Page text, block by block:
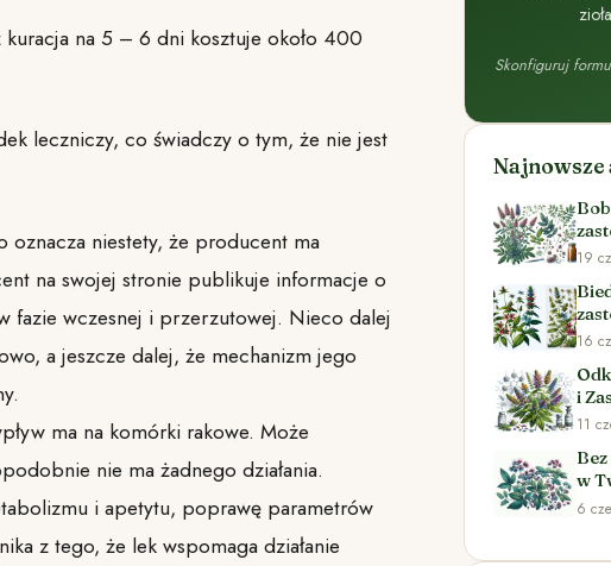
na 5 – 6 dni kosztuje około 400
leczniczy, co świadczy o tym, że nie jest
niestety, że producent ma
na swojej stronie publikuje informacje o
fazie wczesnej i przerzutowej. Nieco dalej
a jeszcze dalej, że mechanizm jego
ma na komórki rakowe. Może
nie ma żadnego działania.
i apetytu, poprawę parametrów
z tego, że lek wspomaga działanie
Skonfiguruj
Najnowsze
19
16
i
11
w
6